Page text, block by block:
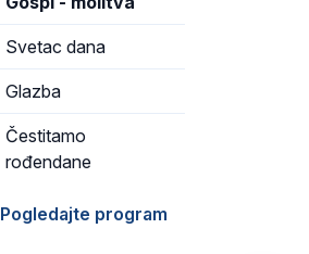
Svetac dana
Glazba
Čestitamo
rođendane
Pogledajte program